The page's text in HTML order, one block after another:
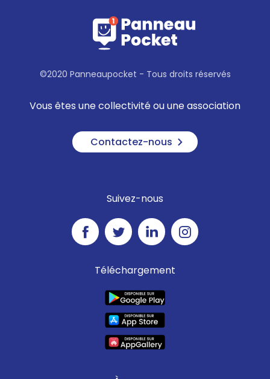
©2020 Panneaupocket - Tous droits réservés
Vous êtes une collectivité ou une association
Contactez-nous
Suivez-nous
Téléchargement